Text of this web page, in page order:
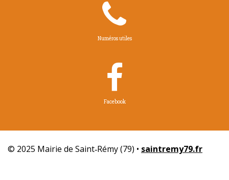

Numéros utiles

Facebook
© 2025 Mairie de Saint‑Rémy (79) • saintremy79.fr